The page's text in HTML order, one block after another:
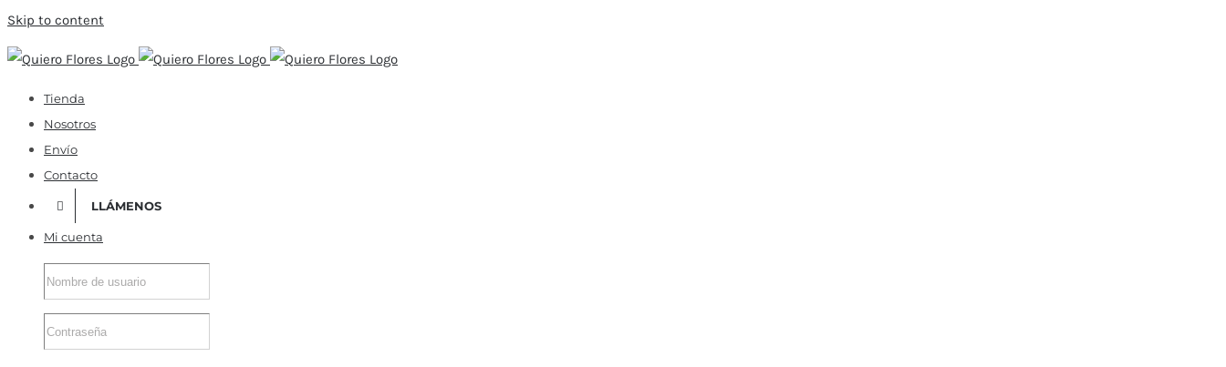
Skip to content
Tienda
Nosotros
Envío
Contacto
LLÁMENOS
Mi cuenta